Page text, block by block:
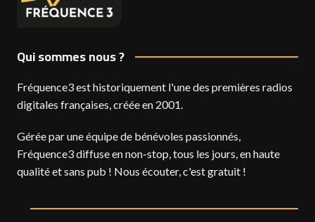
Qui sommes nous ?
Fréquence3 est historiquement l'une des premières radios
digitales françaises, créée en 2001.
Gérée par une équipe de bénévoles passionnés,
Fréquence3 diffuse en non-stop, tous les jours, en haute
qualité et sans pub ! Nous écouter, c'est gratuit !